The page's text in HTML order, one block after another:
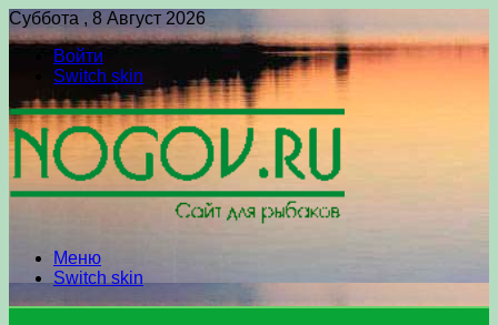
Суббота , 8 Август 2026
Войти
Switch skin
Меню
Switch skin